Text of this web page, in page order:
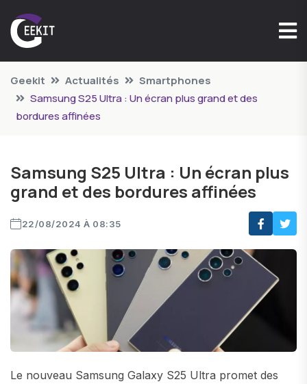
Geekit Actualités
Smartphones
Samsung S25 Ultra : Un écran plus grand et des
bordures affinées
Samsung S25 Ultra : Un écran plus
grand et des bordures affinées
22/08/2024 À 08:35
Le nouveau Samsung Galaxy S25 Ultra promet des